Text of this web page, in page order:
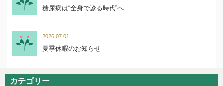
糖尿病は“全身で診る時代”へ
2026.07.01
夏季休暇のお知らせ
カテゴリー